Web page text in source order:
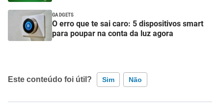
GADGETS
O erro que te sai caro: 5 dispositivos smart
para poupar na conta da luz agora
Este conteúdo foi útil? Sim Não